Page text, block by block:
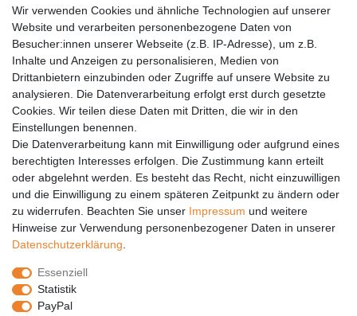
Versandkosten
Barrierefreiheit
Anleitungen
Vertrag widerrufen
PARTNER
DHL
GLS
PaketPLUS
SPONSORING
Malchower SV 90
Malchower Wölfe
Wir verwenden Cookies und ähnliche Technologien auf unserer
Website und verarbeiten personenbezogene Daten von
Besucher:innen unserer Webseite (z.B. IP-Adresse), um z.B.
Inhalte und Anzeigen zu personalisieren, Medien von
Drittanbietern einzubinden oder Zugriffe auf unsere Website zu
analysieren. Die Datenverarbeitung erfolgt erst durch gesetzte
Cookies. Wir teilen diese Daten mit Dritten, die wir in den
Einstellungen benennen.
Die Datenverarbeitung kann mit Einwilligung oder aufgrund eines
berechtigten Interesses erfolgen. Die Zustimmung kann erteilt
oder abgelehnt werden. Es besteht das Recht, nicht einzuwilligen
und die Einwilligung zu einem späteren Zeitpunkt zu ändern oder
zu widerrufen. Beachten Sie unser Impressum und weitere
Hinweise zur Verwendung personenbezogener Daten in unserer
Daten­schutz­erklärung
Essenziell
Statistik
PayPal